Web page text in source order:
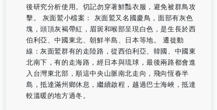
後研究分析使用。切記勿穿著鮮豔衣服，避免被群鳥攻
擊。 灰面鷲小檔案： 灰面鷲又名國慶鳥，面部有灰色
塊，頭頂灰褐帶紅，眉斑和喉部呈現白色，是生長於西
伯利亞、中國東北、朝鮮半島、日本等地。 遷徙動
線：灰面鷲群有的走陸路，從西伯利亞、韓國、中國東
北南下，有的走海路，經日本與琉球，最後兩路都會進
入台灣東北部，順這中央山脈南北走向，飛向恆春半
島，抵達滿州鄉休息，繼續啟程，越過巴士海峽，抵達
較溫暖的地方過冬。